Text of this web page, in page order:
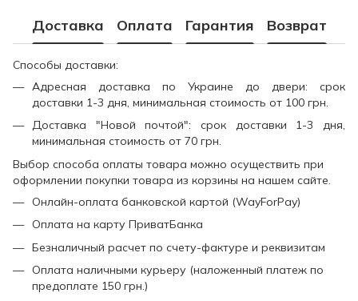
Доставка Оплата Гарантия Возврат
Способы доставки:
Адресная доставка по Украине до двери: срок
доставки 1-3 дня, минимальная стоимость от 100 грн.
Доставка "Новой почтой": срок доставки 1-3 дня,
минимальная стоимость от 70 грн.
Выбор способа оплаты товара можно осуществить при
оформлении покупки товара из корзины на нашем сайте.
Онлайн-оплата банковской картой (WayForPay)
Оплата на карту ПриватБанка
Безналичный расчет по счету-фактуре и реквизитам
Оплата наличными курьеру (наложенный платеж по
предоплате 150 грн.)